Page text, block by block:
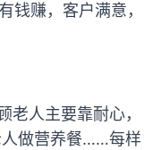
钱赚，客户满意，
人主要靠耐心，
人做营养餐……每样